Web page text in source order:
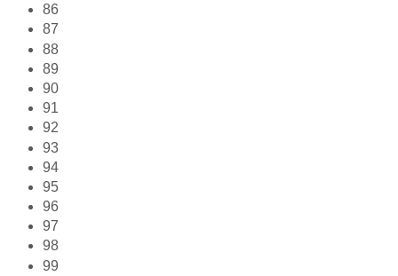
86
87
88
89
90
91
92
93
94
95
96
97
98
99